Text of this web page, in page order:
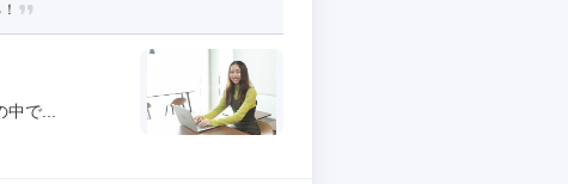
で...